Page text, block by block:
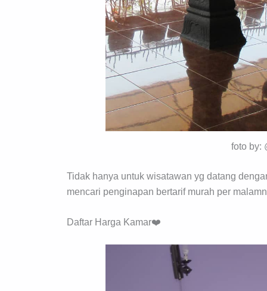
foto by:
Tidak hanya untuk wisatawan yg datang
mencari penginapan bertarif murah per
Daftar Harga Kamar❤️